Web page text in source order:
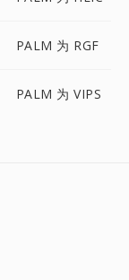
PALM 为 RGF
PALM 为 VIPS